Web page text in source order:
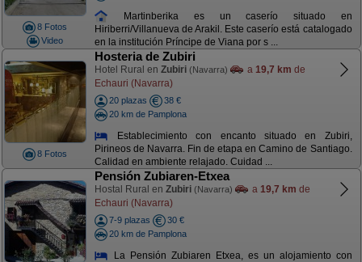
8 Fotos
Video
Martinberika es un caserío situado en
Hiriberri/Villanueva de Arakil. Este caserío está catalogado
en la institución Príncipe de Viana por s ...
8 Fotos
Hosteria de Zubiri
Hotel Rural en Zubiri (Navarra) a 19,7 km de
Echauri (Navarra)
20 plazas
38 €
20 km de Pamplona
Establecimiento con encanto situado en Zubiri,
Pirineos de Navarra. Fin de etapa en Camino de Santiago.
Calidad en ambiente relajado. Cuidad ...
Pensión Zubiaren-Etxea
Hostal Rural en Zubiri (Navarra) a 19,7 km de
Echauri (Navarra)
7-9 plazas
30 €
20 km de Pamplona
La Pensión Zubiaren Etxea, es un alojamiento con